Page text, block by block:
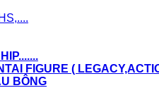
FIGURE (
BÔNG